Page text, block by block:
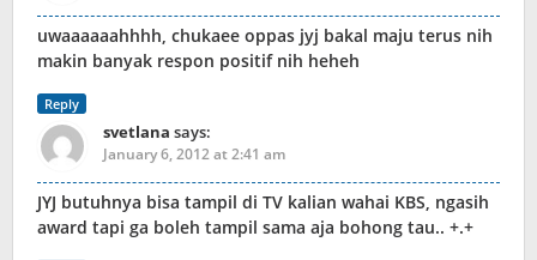
uwaaaaaahhhh, chukaee oppas jyj bakal maju terus nih
makin banyak respon positif nih heheh
Reply
svetlana says:
January 6, 2012 at 2:41 am
JYJ butuhnya bisa tampil di TV kalian wahai KBS, ngasih
award tapi ga boleh tampil sama aja bohong tau.. +.+